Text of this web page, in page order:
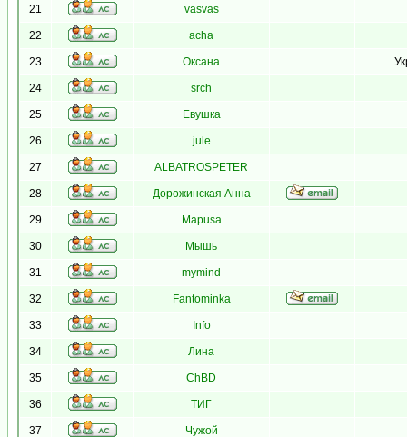
21 vasvas
22 acha
23 Оксана
24 srch
25 Евушка
26 jule
27 ALBATROSPETER
28 Дорожинская Анна
29 Mapusa
30 Мышь
31 mymind
32 Fantominka
33 Info
34 Лина
35 ChBD
36 ТИГ
37 Чужой